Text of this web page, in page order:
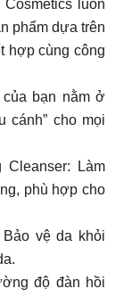
luôn
phẩm dựa trên
hợp cùng công
của bạn nằm ở
cánh” cho mọi
Làm
phù hợp cho
Bảo vệ da khỏi
độ đàn hồi